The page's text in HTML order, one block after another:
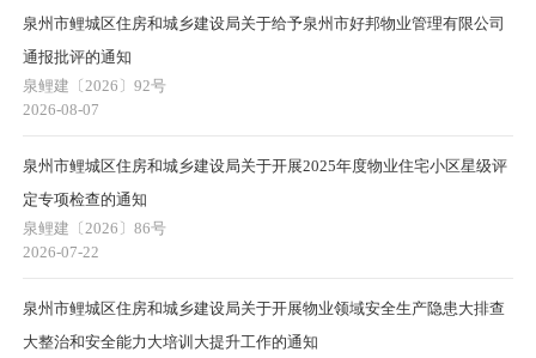
泉州市鲤城区住房和城乡建设局关于给予泉州市好邦物业管理有限公司
通报批评的通知
泉鲤建〔2026〕92号
2026-08-07
泉州市鲤城区住房和城乡建设局关于开展2025年度物业住宅小区星级评
定专项检查的通知
泉鲤建〔2026〕86号
2026-07-22
泉州市鲤城区住房和城乡建设局关于开展物业领域安全生产隐患大排查
大整治和安全能力大培训大提升工作的通知